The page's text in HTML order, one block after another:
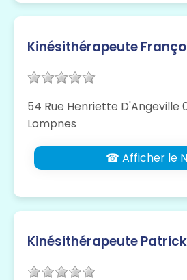
Kinésithérapeute
54 Rue Henriette D'Angeville
Lompnes
☎ Afficher le
Kinésithérapeute